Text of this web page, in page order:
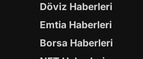
Döviz Haberleri
Emtia Haberleri
Borsa Haberleri